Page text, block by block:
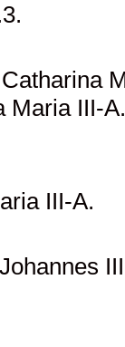
.
Maria III-
III-A.